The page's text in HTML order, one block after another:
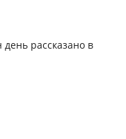
рассказано в